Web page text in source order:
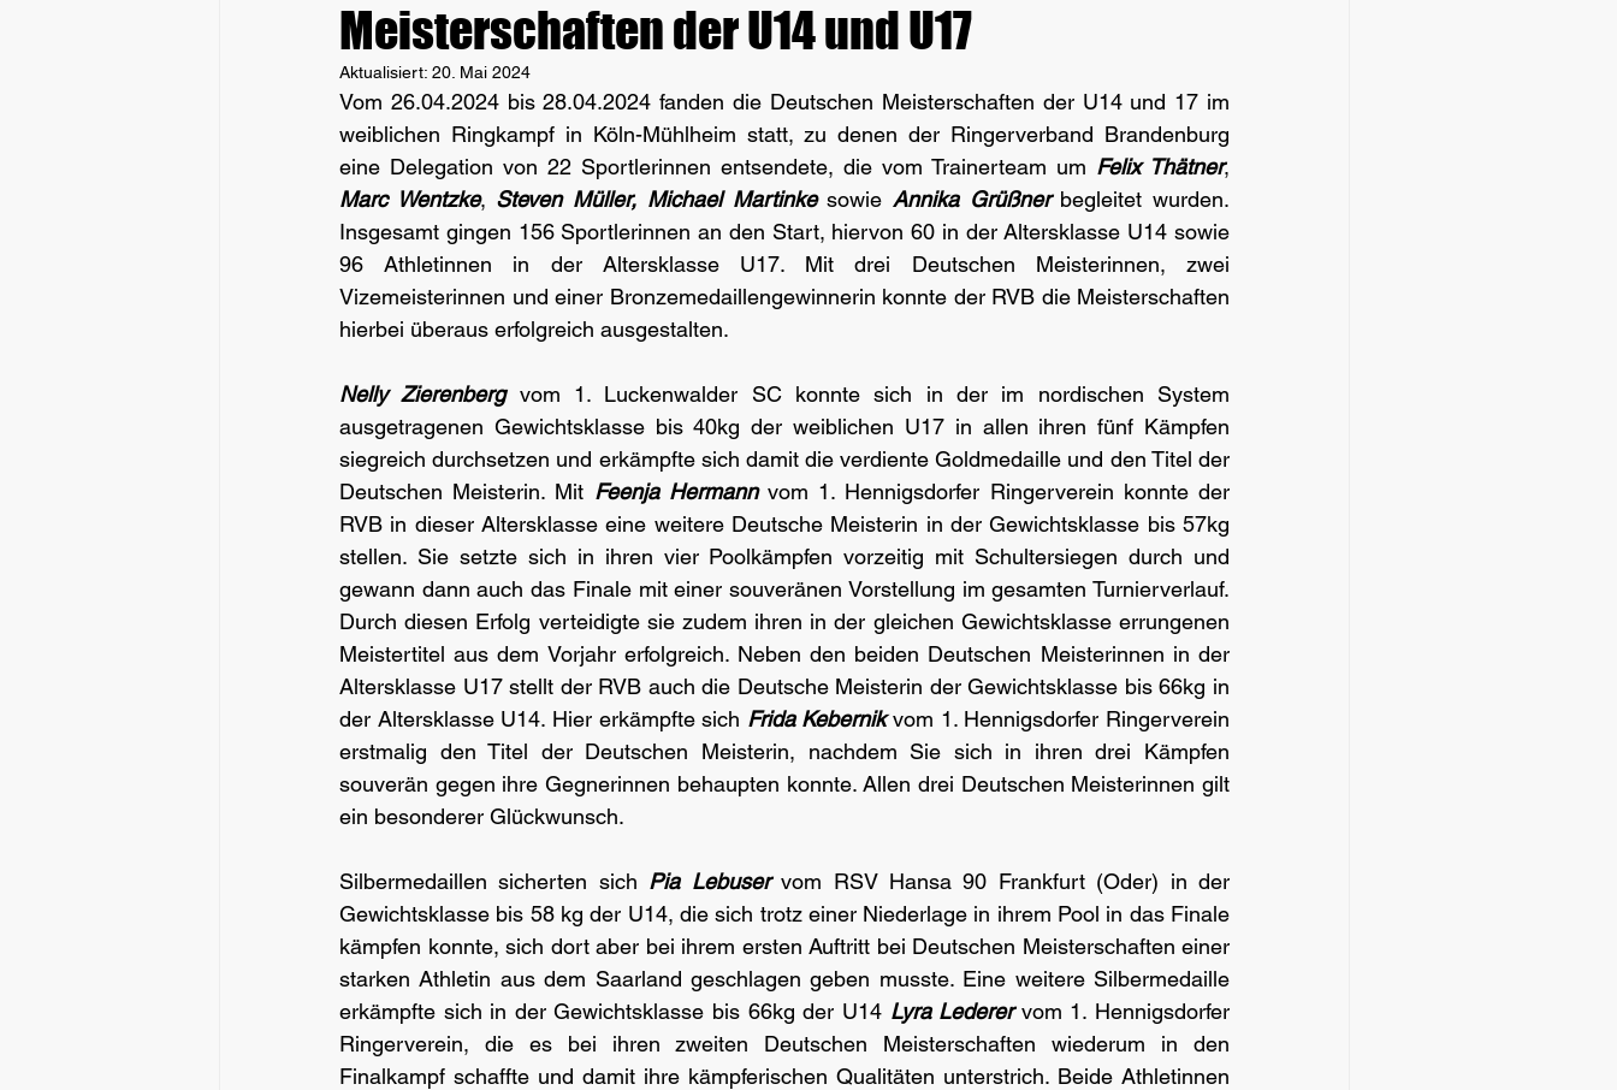
Meisterschaften der U14 und U17
Aktualisiert: 20. Mai 2024
Vom 26.04.2024 bis 28.04.2024 fanden die Deutschen Meisterschaften der U14 und 17 im
weiblichen Ringkampf in Köln-Mühlheim statt, zu denen der Ringerverband Brandenburg
eine Delegation von 22 Sportlerinnen entsendete, die vom Trainerteam um Felix Thätner
Marc Wentzke, Steven Müller, Michael Martinke sowie Annika Grüßner begleitet wurden.
Insgesamt gingen 156 Sportlerinnen an den Start, hiervon 60 in der Altersklasse U14 sowie
96 Athletinnen in der Altersklasse U17. Mit drei Deutschen Meisterinnen, zwei
Vizemeisterinnen und einer Bronzemedaillengewinnerin konnte der RVB die Meisterschaften
hierbei überaus erfolgreich ausgestalten.
Nelly Zierenberg vom 1. Luckenwalder SC konnte sich in der im nordischen System
ausgetragenen Gewichtsklasse bis 40kg der weiblichen U17 in allen ihren fünf Kämpfen
siegreich durchsetzen und erkämpfte sich damit die verdiente Goldmedaille und den Titel der
Deutschen Meisterin. Mit Feenja Hermann vom 1. Hennigsdorfer Ringerverein konnte der
RVB in dieser Altersklasse eine weitere Deutsche Meisterin in der Gewichtsklasse bis 57kg
stellen. Sie setzte sich in ihren vier Poolkämpfen vorzeitig mit Schultersiegen durch und
gewann dann auch das Finale mit einer souveränen Vorstellung im gesamten Turnierverlauf.
Durch diesen Erfolg verteidigte sie zudem ihren in der gleichen Gewichtsklasse errungenen
Meistertitel aus dem Vorjahr erfolgreich. Neben den beiden Deutschen Meisterinnen in der
Altersklasse U17 stellt der RVB auch die Deutsche Meisterin der Gewichtsklasse bis 66kg in
der Altersklasse U14. Hier erkämpfte sich Frida Kebernik vom 1. Hennigsdorfer Ringerverein
erstmalig den Titel der Deutschen Meisterin, nachdem Sie sich in ihren drei Kämpfen
souverän gegen ihre Gegnerinnen behaupten konnte. Allen drei Deutschen Meisterinnen gilt
ein besonderer Glückwunsch.
Silbermedaillen sicherten sich Pia Lebuser vom RSV Hansa 90 Frankfurt (Oder) in der
Gewichtsklasse bis 58 kg der U14, die sich trotz einer Niederlage in ihrem Pool in das Finale
kämpfen konnte, sich dort aber bei ihrem ersten Auftritt bei Deutschen Meisterschaften einer
starken Athletin aus dem Saarland geschlagen geben musste. Eine weitere Silbermedaille
erkämpfte sich in der Gewichtsklasse bis 66kg der U14 Lyra Lederer vom 1. Hennigsdorfer
Ringerverein, die es bei ihren zweiten Deutschen Meisterschaften wiederum in den
Finalkampf schaffte und damit ihre kämpferischen Qualitäten unterstrich. Beide Athletinnen